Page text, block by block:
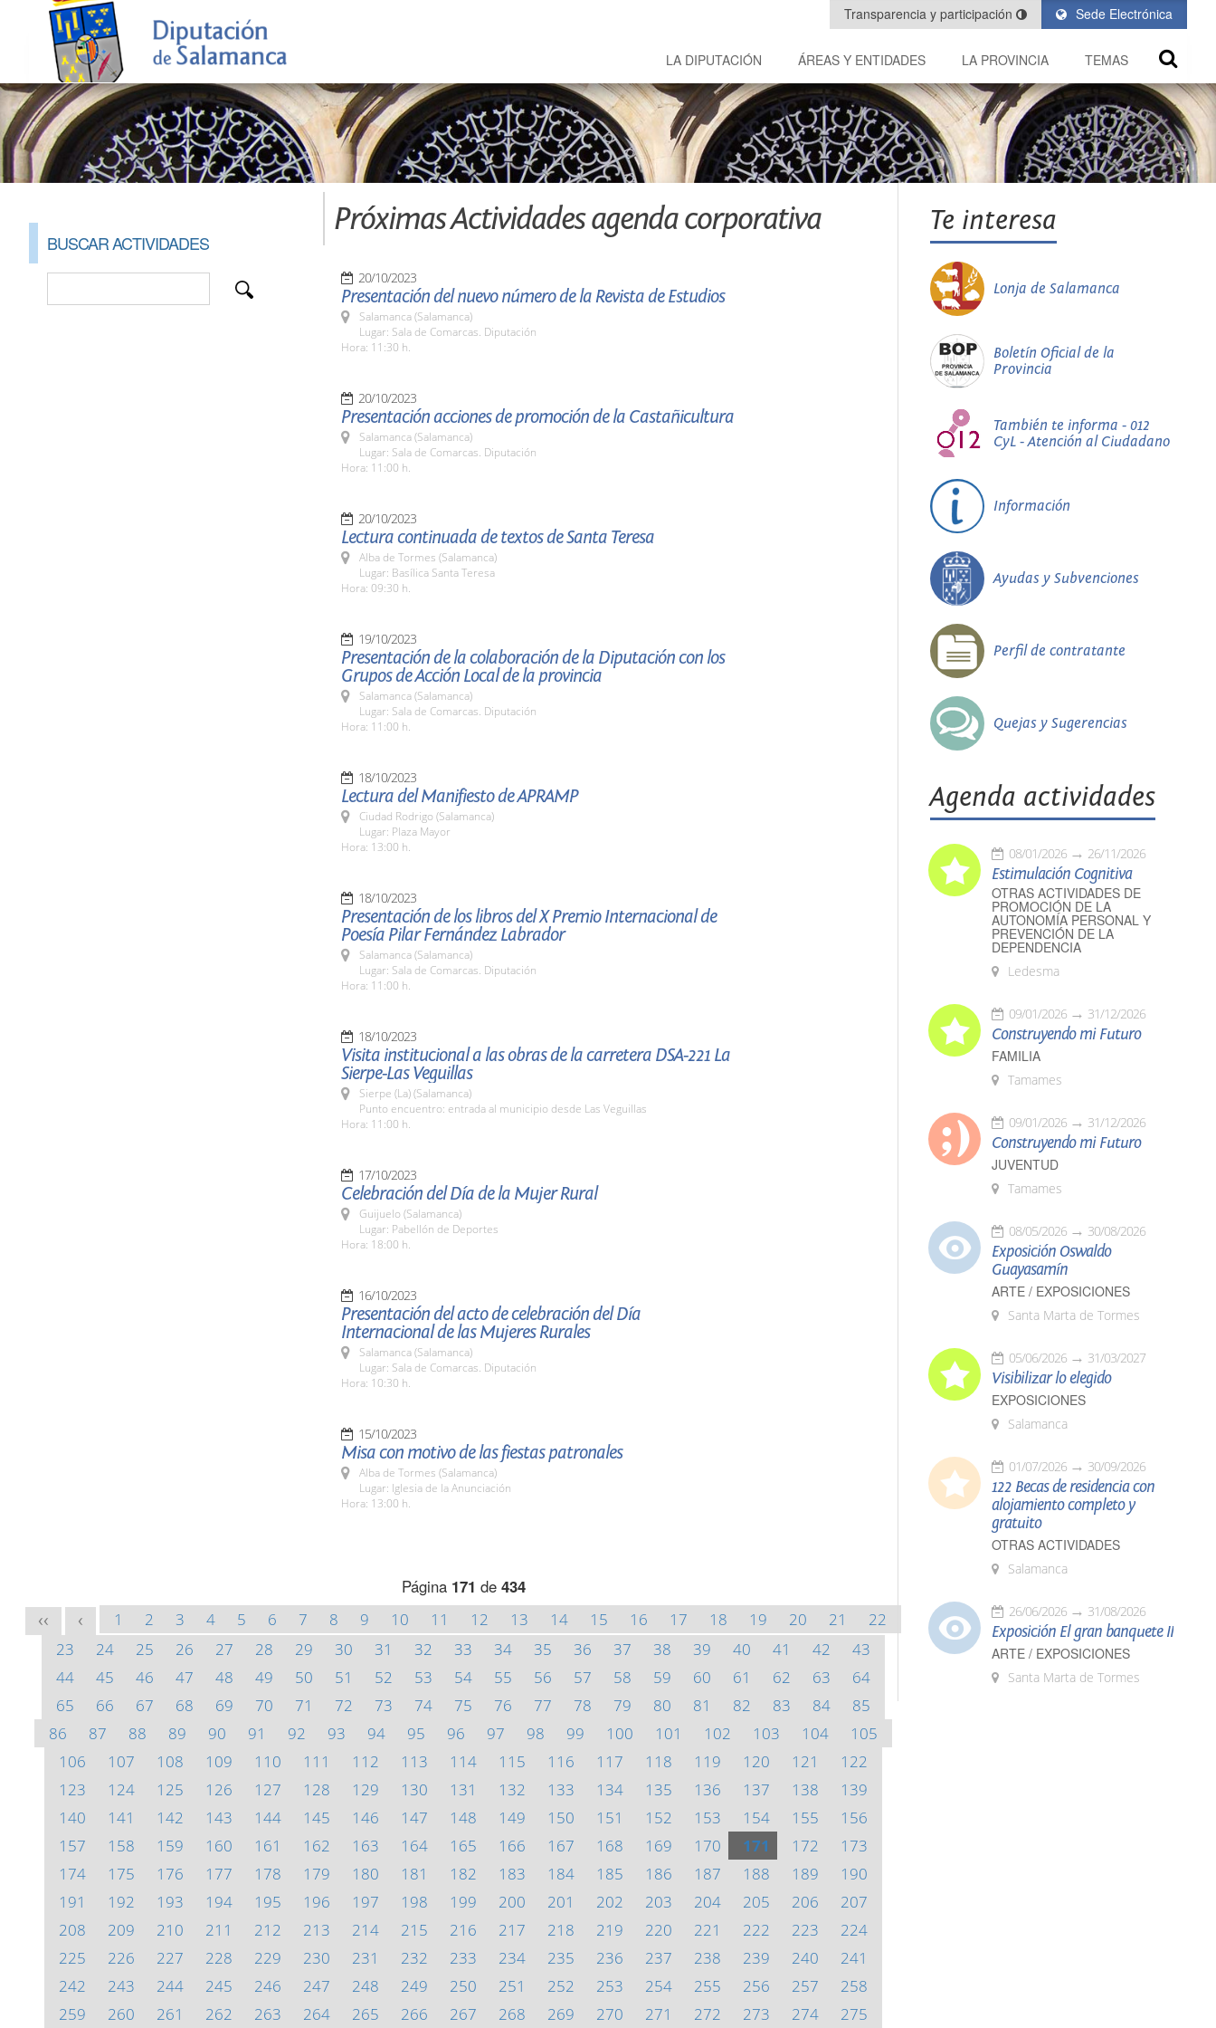
Sede Electrónica
Transparencia y participación
LA DIPUTACIÓN ÁREAS Y ENTIDADES LA PROVINCIA TEMAS
BUSCAR ACTIVIDADES
Próximas Actividades agenda corporativa
20/10/2023
Presentación del nuevo número de la Revista de Estudios
Salamanca (Salamanca)
Lugar: Sala de Comarcas. Diputación
Hora: 11:30 h.
20/10/2023
Presentación acciones de promoción de la Castañicultura
Salamanca (Salamanca)
Lugar: Sala de Comarcas. Diputación
Hora: 11:00 h.
20/10/2023
Lectura continuada de textos de Santa Teresa
Alba de Tormes (Salamanca)
Lugar: Basílica Santa Teresa
Hora: 09:30 h.
19/10/2023
Presentación de la colaboración de la Diputación con los
Grupos de Acción Local de la provincia
Salamanca (Salamanca)
Lugar: Sala de Comarcas. Diputación
Hora: 11:00 h.
18/10/2023
Lectura del Manifiesto de APRAMP
Ciudad Rodrigo (Salamanca)
Lugar: Plaza Mayor
Hora: 13:00 h.
18/10/2023
Presentación de los libros del X Premio Internacional de
Poesía Pilar Fernández Labrador
Salamanca (Salamanca)
Lugar: Sala de Comarcas. Diputación
Hora: 11:00 h.
18/10/2023
Visita institucional a las obras de la carretera DSA-221 La
Sierpe-Las Veguillas
Sierpe (La) (Salamanca)
Punto encuentro: entrada al municipio desde Las Veguillas
Hora: 11:00 h.
17/10/2023
Celebración del Día de la Mujer Rural
Guijuelo (Salamanca)
Lugar: Pabellón de Deportes
Hora: 18:00 h.
16/10/2023
Presentación del acto de celebración del Día
Internacional de las Mujeres Rurales
Salamanca (Salamanca)
Lugar: Sala de Comarcas. Diputación
Hora: 10:30 h.
15/10/2023
Misa con motivo de las fiestas patronales
Alba de Tormes (Salamanca)
Lugar: Iglesia de la Anunciación
Hora: 13:00 h.
Página 171 de 434
<< < 1 2 3 4 5 6 7 8 9 10 11 12 13 14 15 16 17 18 19 20 21
22
23
24 25 26 27 28 29 30 31 32 33 34 35 36 37 38 39 40 41 42
43
44
45 46 47 48 49 50 51 52 53 54 55 56 57 58 59 60 61 62 63
64
65
66 67 68 69 70 71 72 73 74 75 76 77 78 79 80 81 82 83 84
85
86
87 88 89 90 91 92 93 94 95 96 97 98 99 100 101 102 103 104
105
106
107 108 109 110 111 112 113 114 115 116 117 118 119 120 121
122
123
124 125 126 127 128 129 130 131 132 133 134 135 136 137 138
139
140
141 142 143 144 145 146 147 148 149 150 151 152 153 154 155
156
157
158 159 160 161 162 163 164 165 166 167 168 169 170 171 172
173
174
175 176 177 178 179 180 181 182 183 184 185 186 187 188 189
190
191
192 193 194 195 196 197 198 199 200 201 202 203 204 205 206
207
208
209 210 211 212 213 214 215 216 217 218 219 220 221 222 223
224
225
226 227 228 229 230 231 232 233 234 235 236 237 238 239 240
241
242
243 244 245 246 247 248 249 250 251 252 253 254 255 256 257
258
259
260 261 262 263 264 265 266 267 268 269 270 271 272 273 274 275
Te interesa
Lonja de Salamanca
Boletín Oficial de la
Provincia
También te informa - 012
CyL - Atención al Ciudadano
Información
Ayudas y Subvenciones
Perfil de contratante
Quejas y Sugerencias
Agenda actividades
08/01/2026 26/11/2026
Estimulación Cognitiva
OTRAS ACTIVIDADES DE
PROMOCIÓN DE LA
AUTONOMÍA PERSONAL Y
PREVENCIÓN DE LA
DEPENDENCIA
Ledesma
09/01/2026 31/12/2026
Construyendo mi Futuro
FAMILIA
Tamames
09/01/2026 31/12/2026
Construyendo mi Futuro
JUVENTUD
Tamames
08/05/2026 30/08/2026
Exposición Oswaldo
Guayasamín
ARTE / EXPOSICIONES
Santa Marta de Tormes
05/06/2026 31/03/2027
Visibilizar lo elegido
EXPOSICIONES
Salamanca
01/07/2026 30/09/2026
122 Becas de residencia con
alojamiento completo y
gratuito
OTRAS ACTIVIDADES
Salamanca
26/06/2026 31/08/2026
Exposición El gran banquete II
ARTE / EXPOSICIONES
Santa Marta de Tormes